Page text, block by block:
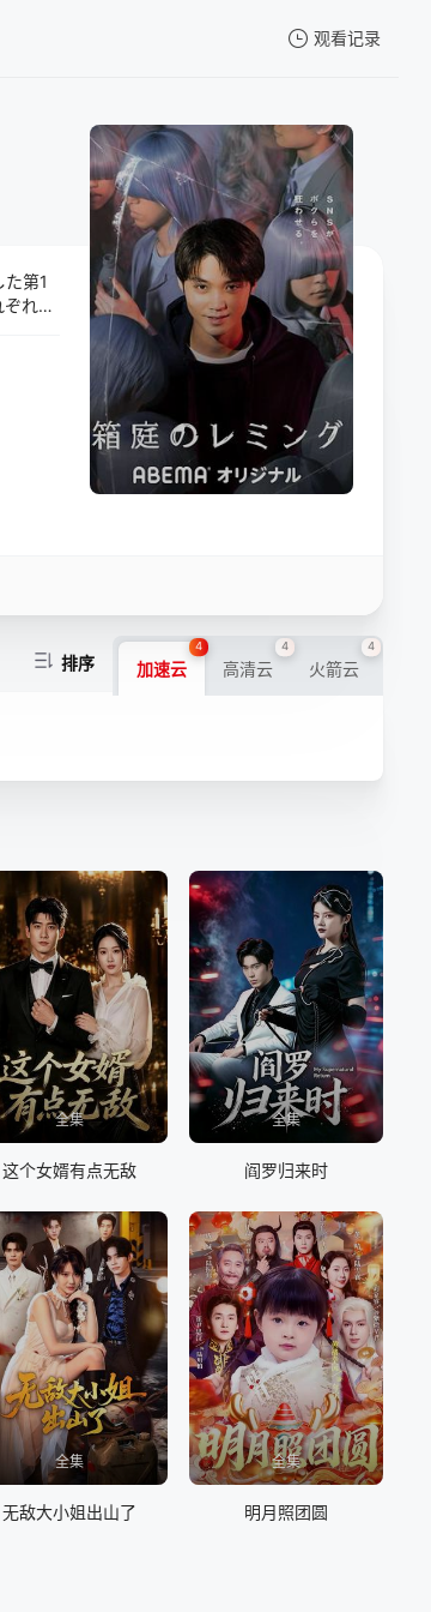
观看记录
暂无观看影片的记录
第1
れ主
排序 加速云
4
高清云
4
火箭云
4
全集
这个女婿有点无敌
全集
阎罗归来时
全集
无敌大小姐出山了
全集
明月照团圆